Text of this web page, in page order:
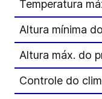
Temperatura
Altura mínima
Altura máx. do
Controle do